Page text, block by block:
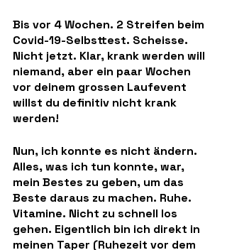
Bis vor 4 Wochen. 2 Streifen beim
Covid-19-Selbsttest. Scheisse.
Nicht jetzt. Klar, krank werden will
niemand, aber ein paar Wochen
vor deinem grossen Laufevent
willst du definitiv nicht krank
werden!
Nun, ich konnte es nicht ändern.
Alles, was ich tun konnte, war,
mein Bestes zu geben, um das
Beste daraus zu machen. Ruhe.
Vitamine. Nicht zu schnell los
gehen. Eigentlich bin ich direkt in
meinen Taper (Ruhezeit vor dem